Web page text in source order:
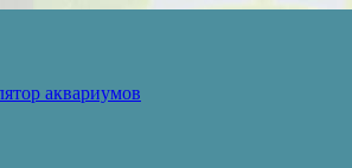
аквариумов